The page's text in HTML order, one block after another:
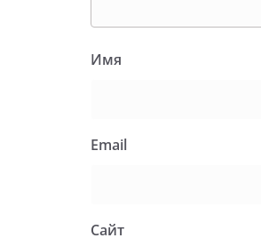
Имя
Email
Сайт